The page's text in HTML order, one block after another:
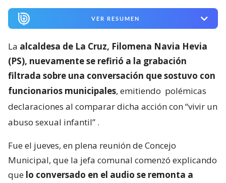
VER RESUMEN
La alcaldesa de La Cruz, Filomena Navia Hevia
(PS), nuevamente se refirió a la grabación
filtrada sobre una conversación que sostuvo con
funcionarios municipales, emitiendo polémicas
declaraciones al comparar dicha acción con “vivir un
abuso sexual infantil” .
Fue el jueves, en plena reunión de Concejo
Municipal, que la jefa comunal comenzó explicando
que lo conversado en el audio se remonta a